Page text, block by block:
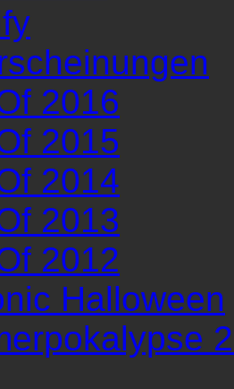
2016
2015
2014
2013
2012
Halloween